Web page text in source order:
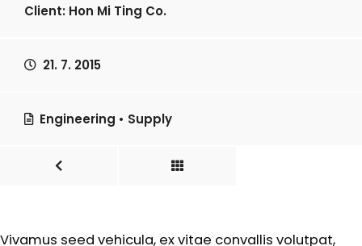
Client: Hon Mi Ting Co.
21. 7. 2015
Engineering • Supply
Vivamus seed vehicula, ex vitae convallis volutpat,